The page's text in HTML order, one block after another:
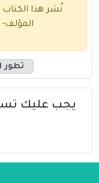
نُشر هذا
تطور
يجب عليك